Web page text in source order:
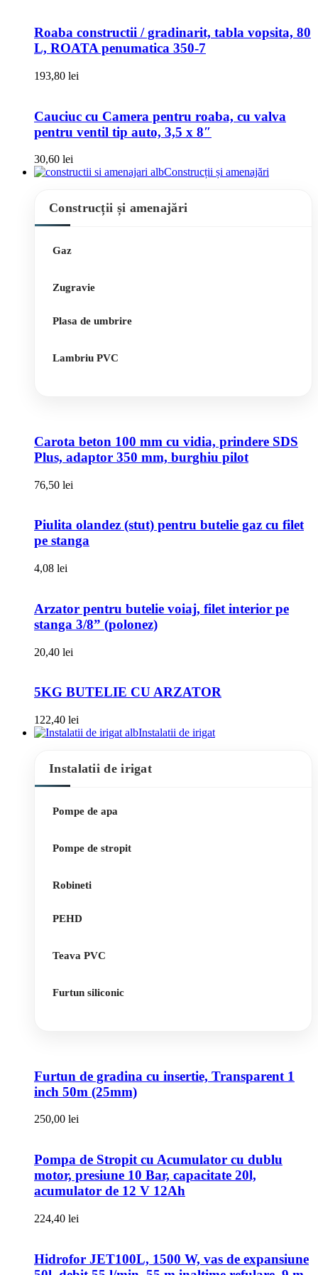
Roaba constructii / gradinarit, tabla vopsita, 80
L, ROATA penumatica 350-7
193,80 lei
Cauciuc cu Camera pentru roaba, cu valva
pentru ventil tip auto, 3,5 x 8″
30,60 lei
Construcții și amenajări
Construcții și amenajări
Gaz
Zugravie
Plasa de umbrire
Lambriu PVC
Carota beton 100 mm cu vidia, prindere SDS
Plus, adaptor 350 mm, burghiu pilot
76,50 lei
Piulita olandez (stut) pentru butelie gaz cu filet
pe stanga
4,08 lei
Arzator pentru butelie voiaj, filet interior pe
stanga 3/8” (polonez)
20,40 lei
5KG BUTELIE CU ARZATOR
122,40 lei
Instalatii de irigat
Instalatii de irigat
Pompe de apa
Pompe de stropit
Robineti
PEHD
Teava PVC
Furtun siliconic
Furtun de gradina cu insertie, Transparent 1
inch 50m (25mm)
250,00 lei
Pompa de Stropit cu Acumulator cu dublu
motor, presiune 10 Bar, capacitate 20l,
acumulator de 12 V 12Ah
224,40 lei
Hidrofor JET100L, 1500 W, vas de expansiune